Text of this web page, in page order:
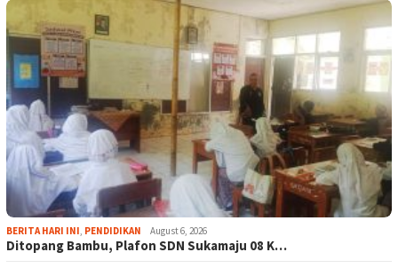
BERITA HARI INI, PENDIDIKAN August 6, 2026
Ditopang Bambu, Plafon SDN Sukamaju 08 K…